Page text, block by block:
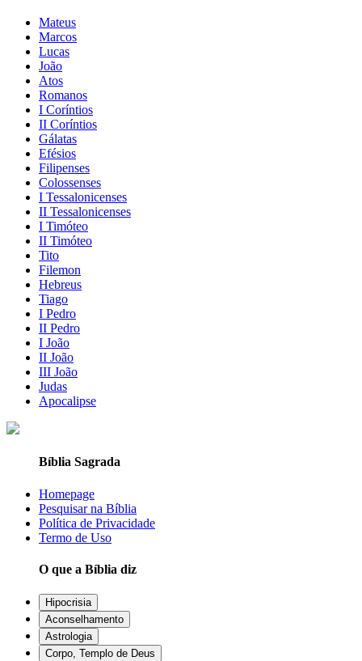
Mateus
Marcos
Lucas
João
Atos
Romanos
I Coríntios
II Coríntios
Gálatas
Efésios
Filipenses
Colossenses
I Tessalonicenses
II Tessalonicenses
I Timóteo
II Timóteo
Tito
Filemon
Hebreus
Tiago
I Pedro
II Pedro
I João
II João
III João
Judas
Apocalipse
Bíblia Sagrada
Homepage
Pesquisar na Bíblia
Política de Privacidade
Termo de Uso
O que a Bíblia diz
Hipocrisia
Aconselhamento
Astrologia
Corpo, Templo de Deus